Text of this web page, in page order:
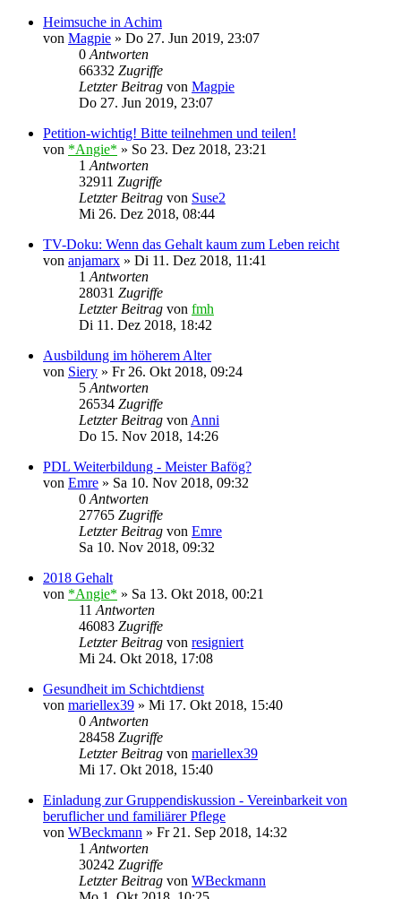
Heimsuche in Achim
von Magpie » Do 27. Jun 2019, 23:07
0 Antworten
66332 Zugriffe
Letzter Beitrag von Magpie
Do 27. Jun 2019, 23:07
Petition-wichtig! Bitte teilnehmen und teilen!
von *Angie* » So 23. Dez 2018, 23:21
1 Antworten
32911 Zugriffe
Letzter Beitrag von Suse2
Mi 26. Dez 2018, 08:44
TV-Doku: Wenn das Gehalt kaum zum Leben reicht
von anjamarx » Di 11. Dez 2018, 11:41
1 Antworten
28031 Zugriffe
Letzter Beitrag von fmh
Di 11. Dez 2018, 18:42
Ausbildung im höherem Alter
von Siery » Fr 26. Okt 2018, 09:24
5 Antworten
26534 Zugriffe
Letzter Beitrag von Anni
Do 15. Nov 2018, 14:26
PDL Weiterbildung - Meister Bafög?
von Emre » Sa 10. Nov 2018, 09:32
0 Antworten
27765 Zugriffe
Letzter Beitrag von Emre
Sa 10. Nov 2018, 09:32
2018 Gehalt
von *Angie* » Sa 13. Okt 2018, 00:21
11 Antworten
46083 Zugriffe
Letzter Beitrag von resigniert
Mi 24. Okt 2018, 17:08
Gesundheit im Schichtdienst
von mariellex39 » Mi 17. Okt 2018, 15:40
0 Antworten
28458 Zugriffe
Letzter Beitrag von mariellex39
Mi 17. Okt 2018, 15:40
Einladung zur Gruppendiskussion - Vereinbarkeit von
beruflicher und familiärer Pflege
von WBeckmann » Fr 21. Sep 2018, 14:32
1 Antworten
30242 Zugriffe
Letzter Beitrag von WBeckmann